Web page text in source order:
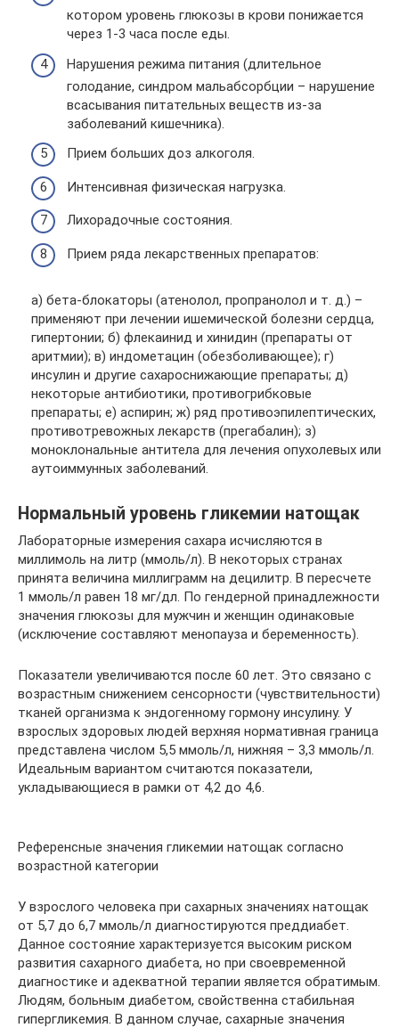
котором уровень глюкозы в крови понижается
через 1-3 часа после еды.
Нарушения режима питания (длительное
голодание, синдром мальабсорбции – нарушение
всасывания питательных веществ из-за
заболеваний кишечника).
Прием больших доз алкоголя.
Интенсивная физическая нагрузка.
Лихорадочные состояния.
Прием ряда лекарственных препаратов:
а) бета-блокаторы (атенолол, пропранолол и т. д.) –
применяют при лечении ишемической болезни сердца,
гипертонии; б) флекаинид и хинидин (препараты от
аритмии); в) индометацин (обезболивающее); г)
инсулин и другие сахароснижающие препараты; д)
некоторые антибиотики, противогрибковые
препараты; е) аспирин; ж) ряд противоэпилептических,
противотревожных лекарств (прегабалин); з)
моноклональные антитела для лечения опухолевых или
аутоиммунных заболеваний.
Нормальный уровень гликемии натощак
Лабораторные измерения сахара исчисляются в
миллимоль на литр (ммоль/л). В некоторых странах
принята величина миллиграмм на децилитр. В пересчете
1 ммоль/л равен 18 мг/дл. По гендерной принадлежности
значения глюкозы для мужчин и женщин одинаковые
(исключение составляют менопауза и беременность).
Показатели увеличиваются после 60 лет. Это связано с
возрастным снижением сенсорности (чувствительности)
тканей организма к эндогенному гормону инсулину. У
взрослых здоровых людей верхняя нормативная граница
представлена числом 5,5 ммоль/л, нижняя – 3,3 ммоль/л.
Идеальным вариантом считаются показатели,
укладывающиеся в рамки от 4,2 до 4,6.
Референсные значения гликемии натощак согласно
возрастной категории
У взрослого человека при сахарных значениях натощак
от 5,7 до 6,7 ммоль/л диагностируются преддиабет.
Данное состояние характеризуется высоким риском
развития сахарного диабета, но при своевременной
диагностике и адекватной терапии является обратимым.
Людям, больным диабетом, свойственна стабильная
гипергликемия. В данном случае, сахарные значения